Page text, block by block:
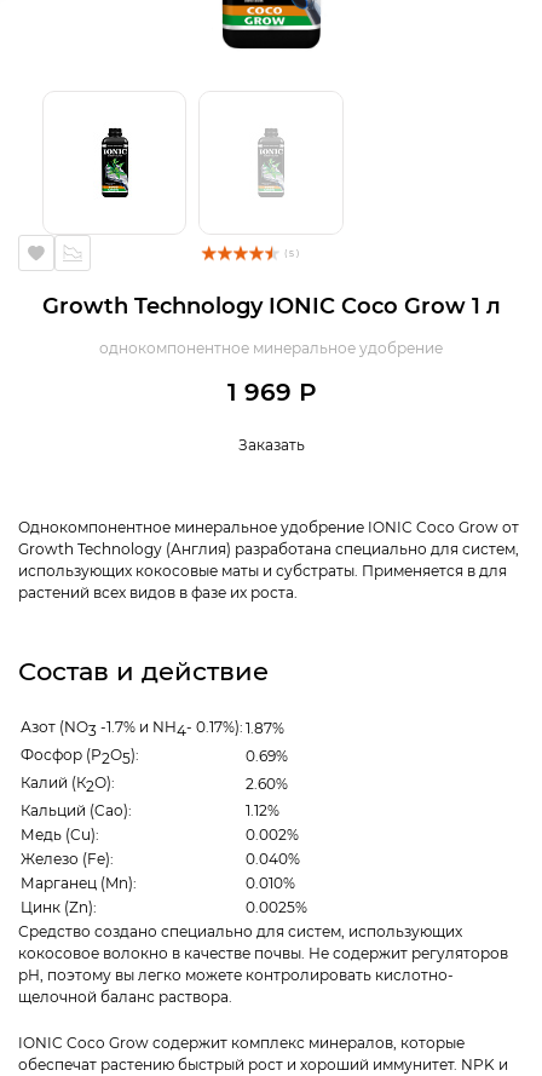
( 5 )
Growth Technology IONIC Coco Grow 1 л
однокомпонентное минеральное удобрение
1 969 Р
Заказать
Однокомпонентное минеральное удобрение IONIC Coco Grow от
Growth Technology (Англия) разработана специально для систем,
использующих кокосовые маты и субстраты. Применяется в для
растений всех видов в фазе их роста.
Состав и действие
Азот (NO3 -1.7% и NH4- 0.17%): 1.87%
Фосфор (Р2О5):
0.69%
Калий (К2О):
2.60%
Кальций (Cao):
1.12%
Медь (Cu):
0.002%
Железо (Fe):
0.040%
Марганец (Mn):
0.010%
Цинк (Zn):
0.0025%
Средство создано специально для систем, использующих
кокосовое волокно в качестве почвы. Не содержит регуляторов
рН, поэтому вы легко можете контролировать кислотно-
щелочной баланс раствора.
IONIC Coco Grow содержит комплекс минералов, которые
обеспечат растению быстрый рост и хороший иммунитет. NPK и